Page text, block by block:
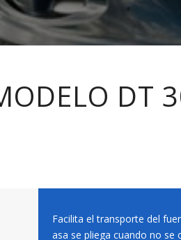
DT
Facilita el transporte del
asa se pliega cuando no se